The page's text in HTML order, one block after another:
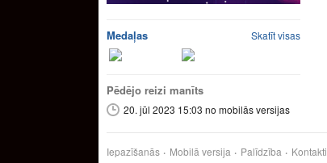
Medaļas Skatīt visas
Pēdējo reizi manīts
20. jūl 2023 15:03 no mobilās versijas
Iepazīšanās Mobilā versija Palīdzība Kontakti